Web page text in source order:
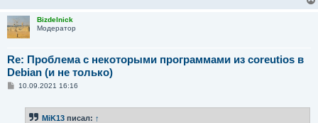
Bizdelnick
Модератор
Re: Проблема с некоторыми программами из coreutios в
Debian (и не только)
С10.09.2021 16:16
MiK13 писал: ↑